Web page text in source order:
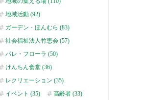
地域活動 (92)
ガーデン・ほんむら (83)
社会福祉法人竹恵会 (57)
パレ・フローラ (50)
けんちん食堂 (36)
レクリエーション (35)
イベント (35)
高齢者 (33)